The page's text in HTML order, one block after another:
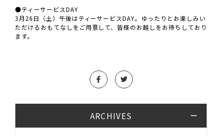
●ティーサービスDAY
3月26日（土）午後はティーサービスDAY。ゆったりとお楽しみい
ただけるおもてなしをご用意して、皆様のお越しをお待ちしており
ます。
ARCHIVES